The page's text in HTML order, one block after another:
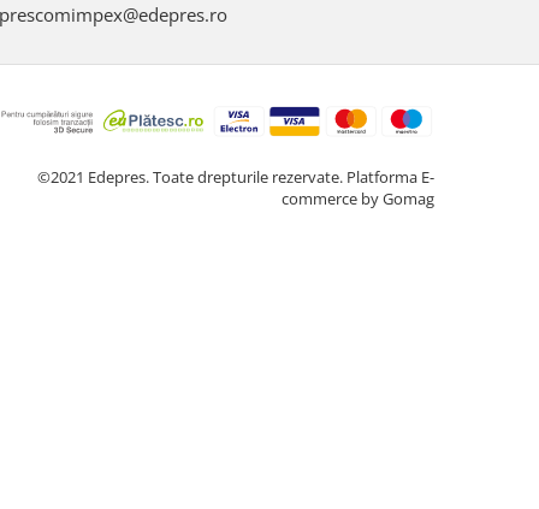
©2021 Edepres. Toate drepturile rezervate. Platforma E-
commerce by Gomag